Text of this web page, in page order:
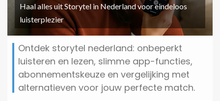
Haal alles uit Storytel in Nederland voor eindeloos
luisterplezier
Ontdek storytel nederland: onbeperkt
luisteren en lezen, slimme app-functies,
abonnementskeuze en vergelijking met
alternatieven voor jouw perfecte match.